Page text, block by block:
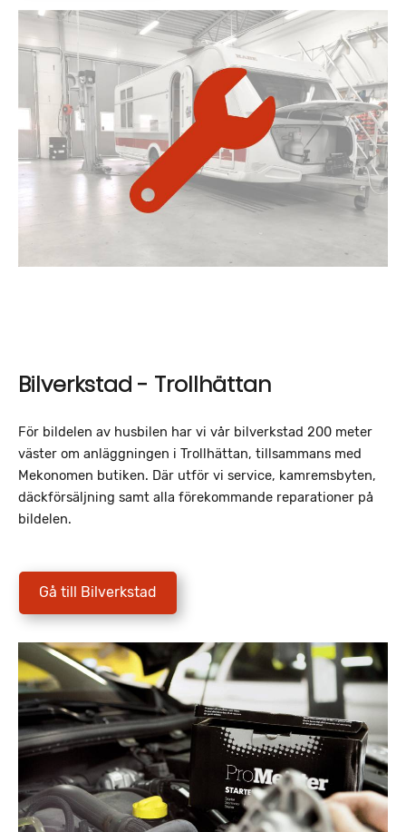
Bilverkstad - Trollhättan
För bildelen av husbilen har vi vår bilverkstad 200 meter
väster om anläggningen i Trollhättan, tillsammans med
Mekonomen butiken. Där utför vi service, kamremsbyten,
däckförsäljning samt alla förekommande reparationer på
bildelen.
Gå till Bilverkstad